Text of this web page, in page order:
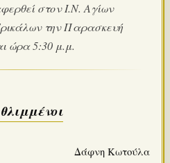
στον Ι.Ν. Αγίων
την Παρασκευή
ώρα 5:30 μ.μ.
Δάφνη Κωτούλα